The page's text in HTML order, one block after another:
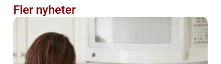
Fler nyheter